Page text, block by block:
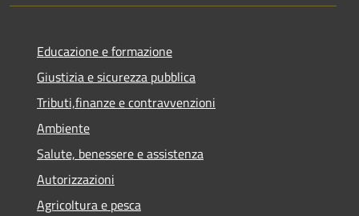
Educazione e formazione
Giustizia e sicurezza pubblica
Tributi,finanze e contravvenzioni
Ambiente
Salute, benessere e assistenza
Autorizzazioni
Agricoltura e pesca